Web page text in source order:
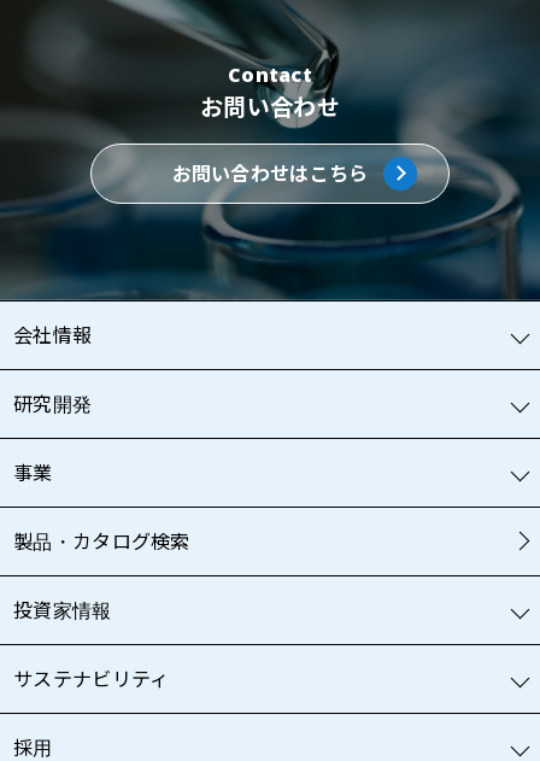
Contact
お問い合わせ
お問い合わせはこちら
会社情報
研究開発
事業
製品・カタログ検索
投資家情報
サステナビリティ
採用